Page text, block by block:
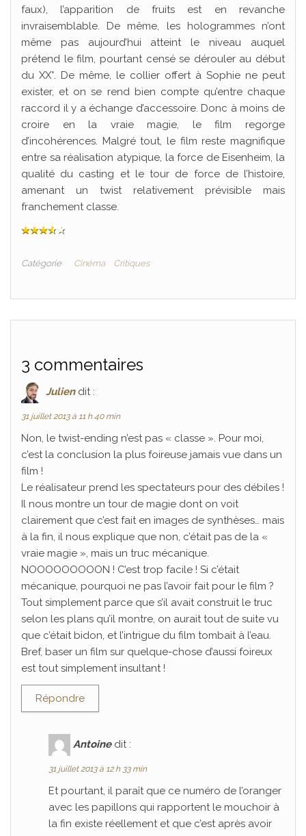
faux), l’apparition de fruits est en revanche
invraisemblable. De même, les hologrammes n’ont
même pas aujourd’hui atteint le niveau auquel
prétend le film, pourtant censé se dérouler au début
du XX°. De même, le collier offert à Sophie ne peut
exister, et on se rend bien compte qu’entre chaque
raccord il y a échange d’accessoire. Donc à moins de
croire en la vraie magie, le film regorge
d’incohérences. Malgré tout, le film reste magnifique
entre sa réalisation atypique, la force de Eisenheim, la
qualité du casting et le tour de force de l’histoire,
amenant un twist relativement prévisible mais
franchement classe.
Catégorie Cinéma Critiques
3 commentaires
Julien dit :
31 juillet 2013 à 11 h 40 min
Non, le twist-ending n’est pas « classe ». Pour moi,
c’est la conclusion la plus foireuse jamais vue dans un
film !
Le réalisateur prend les spectateurs pour des débiles !
Il nous montre un tour de magie dont on voit
clairement que c’est fait en images de synthèses… mais
à la fin, il nous explique que non, c’était pas de la «
vraie magie », mais un truc mécanique.
NOOOOOOOOON ! C’est trop facile ! Si c’était
mécanique, pourquoi ne pas l’avoir fait pour le film ?
Tout simplement parce que s’il avait construit le truc
selon les plans qu’il montre, on aurait tout de suite vu
que c’était bidon, et l’intrigue du film tombait à l’eau.
Bref, baser un film sur quelque-chose d’aussi foireux
est tout simplement insultant !
Répondre
Antoine dit :
31 juillet 2013 à 12 h 33 min
Et pourtant, il paraît que ce numéro de l’oranger
avec les papillons qui rapportent le mouchoir à
la fin existe réellement et que c’est après avoir